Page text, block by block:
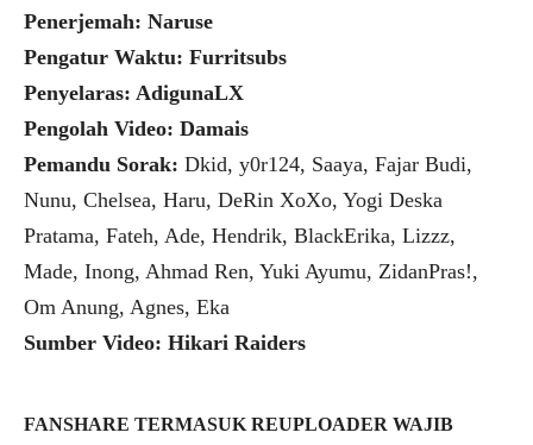
Penerjemah: Naruse
Pengatur Waktu: Furritsubs
Penyelaras: AdigunaLX
Pengolah Video: Damais
Pemandu Sorak: Dkid, y0r124, Saaya, Fajar Budi,
Nunu, Chelsea, Haru, DeRin XoXo, Yogi Deska
Pratama, Fateh, Ade, Hendrik, BlackErika, Lizzz,
Made, Inong, Ahmad Ren, Yuki Ayumu, ZidanPras!,
Om Anung, Agnes, Eka
Sumber Video: Hikari Raiders
FANSHARE TERMASUK REUPLOADER WAJIB